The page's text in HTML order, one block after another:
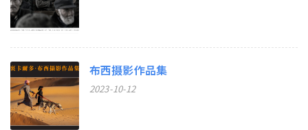
布西摄影作品集
2023-10-12